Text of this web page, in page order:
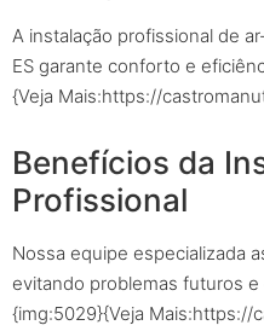
A instalação profissional de
ES garante conforto e
{Veja Mais:https://
Benefícios da
Profissional
Nossa equipe especializada
evitando problemas futuros
{img:5029}{Veja